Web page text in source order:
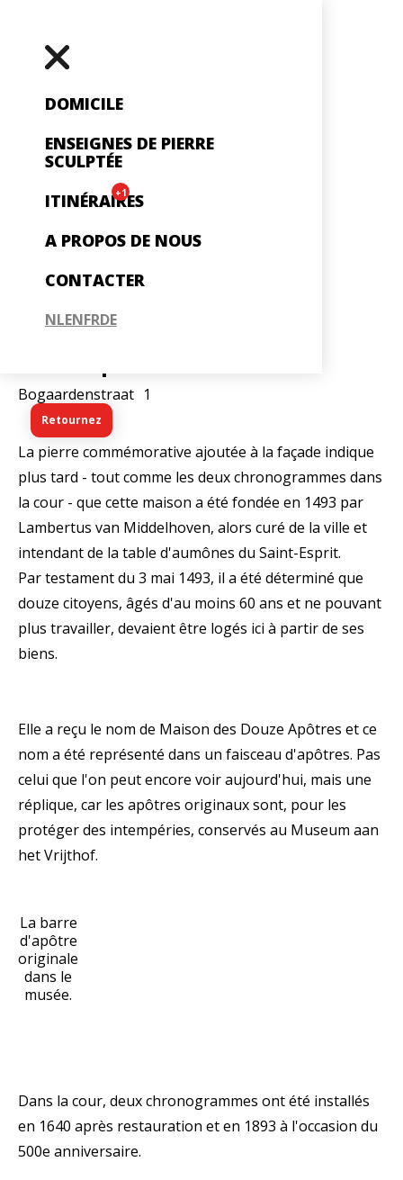
DOMICILE
ENSEIGNES DE PIERRE
SCULPTÉE
ITINÉRAIRES
+1
A PROPOS DE NOUS
CONTACTER
NLENFRDE
Bogaardenstraat 1
Retournez
La pierre commémorative ajoutée à la façade indique
plus tard - tout comme les deux chronogrammes dans
la cour - que cette maison a été fondée en 1493 par
Lambertus van Middelhoven, alors curé de la ville et
intendant de la table d'aumônes du Saint-Esprit.
Par testament du 3 mai 1493, il a été déterminé que
douze citoyens, âgés d'au moins 60 ans et ne pouvant
plus travailler, devaient être logés ici à partir de ses
biens.
Elle a reçu le nom de Maison des Douze Apôtres et ce
nom a été représenté dans un faisceau d'apôtres. Pas
celui que l'on peut encore voir aujourd'hui, mais une
réplique, car les apôtres originaux sont, pour les
protéger des intempéries, conservés au Museum aan
het Vrijthof.
La barre
d'apôtre
originale
dans le
musée.
Dans la cour, deux chronogrammes ont été installés
en 1640 après restauration et en 1893 à l'occasion du
500e anniversaire.